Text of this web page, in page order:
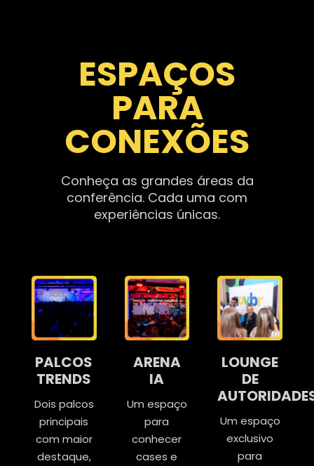
ESPAÇOS
PARA
CONEXÕES
Conheça as grandes áreas da
conferência. Cada uma com
experiências únicas.
PALCOS
TRENDS
Dois palcos
principais
com maior
destaque,
ARENA
IA
Um espaço
para
conhecer
cases e
LOUNGE
DE
Um espaço
exclusivo
para